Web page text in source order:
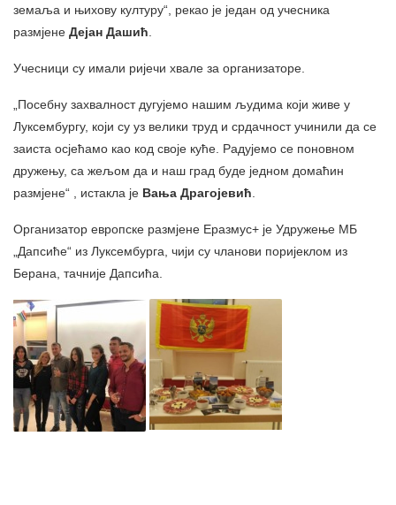
земаља и њихову културу“, рекао је један од учесника
размјене Дејан Дашић.
Учесници су имали ријечи хвале за организаторе.
„Посебну захвалност дугујемо нашим људима који живе у
Луксембургу, који су уз велики труд и срдачност учинили да се
заиста осјећамо као код своје куће. Радујемо се поновном
дружењу, са жељом да и наш град буде једном домаћин
размјене“ , истакла је Вања Драгојевић.
Организатор европске размјене Еразмус+ је Удружење МБ
„Дапсиће“ из Луксембурга, чији су чланови поријеклом из
Берана, тачније Дапсића.